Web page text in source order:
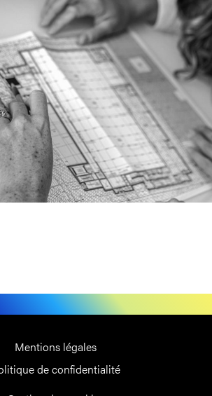
Mentions légales
de confidentialité